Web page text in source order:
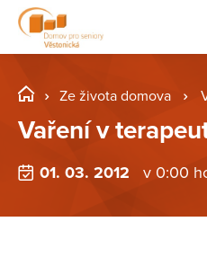
Ze života domova
Vaření v
01. 03. 2012 v 0:00